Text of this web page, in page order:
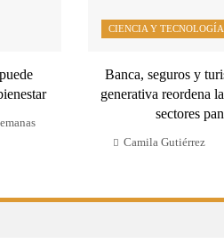
CIENCIA Y TECNOLOGÍA
Banca, seguros y
generativa reordena
sectores
Camila Gutiérrez